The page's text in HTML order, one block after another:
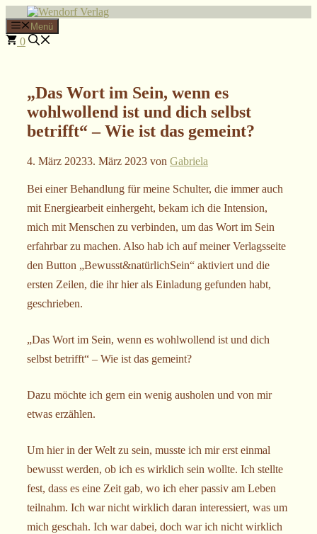
Inhalt
springen
Menü
0
„Das Wort im Sein, wenn es
wohlwollend ist und dich selbst
betrifft“ – Wie ist das gemeint?
4. März 20233. März 2023 von Gabriela
Bei einer Behandlung für meine Schulter, die immer auch
mit Energiearbeit einhergeht, bekam ich die Intension,
mich mit Menschen zu verbinden, um das Wort im Sein
erfahrbar zu machen. Also hab ich auf meiner Verlagsseite
den Button „Bewusst&natürlichSein“ aktiviert und die
ersten Zeilen, die ihr hier als Einladung gefunden habt,
geschrieben.
„Das Wort im Sein, wenn es wohlwollend ist und dich
selbst betrifft“ – Wie ist das gemeint?
Dazu möchte ich gern ein wenig ausholen und von mir
etwas erzählen.
Um hier in der Welt zu sein, musste ich mir erst einmal
bewusst werden, ob ich es wirklich sein wollte. Ich stellte
fest, dass es eine Zeit gab, wo ich eher passiv am Leben
teilnahm. Ich war nicht wirklich daran interessiert, was um
mich geschah. Ich war dabei, doch war ich nicht wirklich